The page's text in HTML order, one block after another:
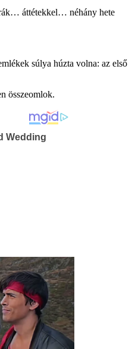
rák… áttétekkel… néhány hete
súlya húzta volna: az első
összeomlok.